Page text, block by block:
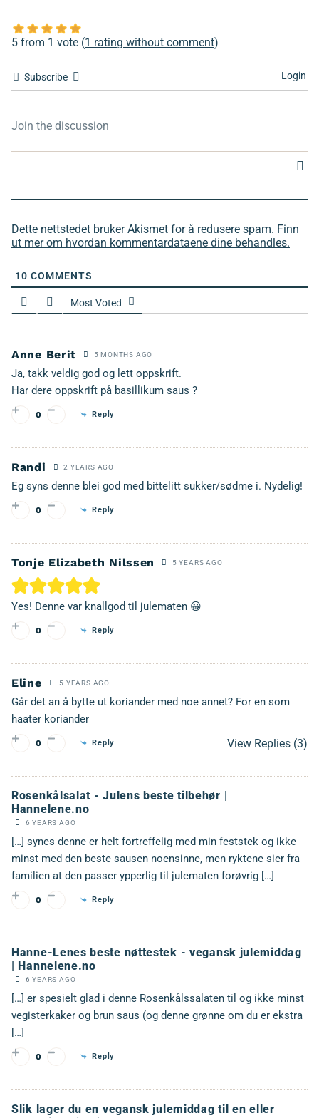
5 from 1 vote (1 rating without comment)
Subscribe Login
Dette nettstedet bruker Akismet for å redusere spam. Finn
ut mer om hvordan kommentardataene dine behandles.
10 COMMENTS
Most Voted
Anne Berit 5 MONTHS AGO
Ja, takk veldig god og lett oppskrift.
Har dere oppskrift på basillikum saus ?
0 Reply
Randi 2 YEARS AGO
Eg syns denne blei god med bittelitt sukker/sødme i. Nydelig!
0 Reply
Tonje Elizabeth Nilssen 5 YEARS AGO
Yes! Denne var knallgod til julematen 😀
0 Reply
Eline 5 YEARS AGO
Går det an å bytte ut koriander med noe annet? For en som
haater koriander
0 Reply View Replies (3)
Rosenkålsalat - Julens beste tilbehør |
Hannelene.no
6 YEARS AGO
[…] synes denne er helt fortreffelig med min feststek og ikke
minst med den beste sausen noensinne, men ryktene sier fra
familien at den passer ypperlig til julematen forøvrig […]
0 Reply
Hanne-Lenes beste nøttestek - vegansk julemiddag
| Hannelene.no
6 YEARS AGO
[…] er spesielt glad i denne Rosenkålssalaten til og ikke minst
vegisterkaker og brun saus (og denne grønne om du er ekstra
[…]
0 Reply
Slik lager du en vegansk julemiddag til en eller